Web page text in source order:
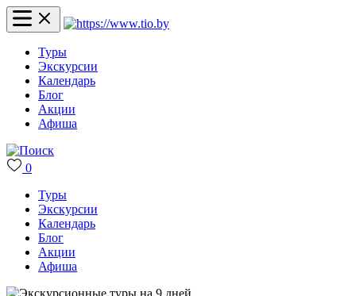
Туры
Экскурсии
Календарь
Блог
Акции
Афиша
0
Туры
Экскурсии
Календарь
Блог
Акции
Афиша